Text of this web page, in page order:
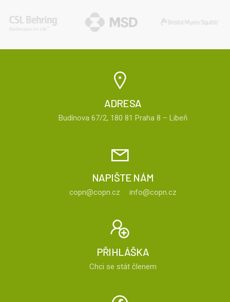
ADRESA
Budínova 67/2, 180 81 Praha 8 – Libeň
NAPIŠTE NÁM
copn@copn.cz info@copn.cz
PŘIHLÁŠKA
Chci se stát členem